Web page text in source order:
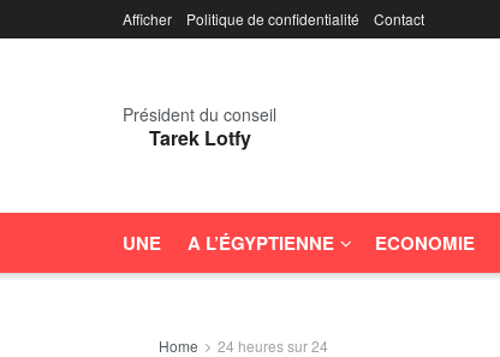
Afficher Politique de confidentialité Contact
Président du conseil
Tarek Lotfy
UNE A L’ÉGYPTIENNE ECONOMIE
Home 24 heures sur 24